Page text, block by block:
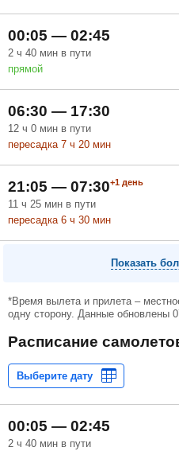
00:05 — 02:45
2 ч 40 мин в пути
прямой
06:30 — 17:30
12 ч 0 мин в пути
пересадка 7 ч 20 мин
21:05 — 07:30+1 день
11 ч 25 мин в пути
пересадка 6 ч 30 мин
Показать
*Время вылета и прилета –
одну сторону. Данные обновлены
Расписание
00:05 — 02:45
2 ч 40 мин в пути